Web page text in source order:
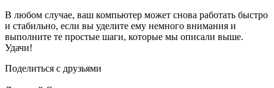
В любом случае, ваш компьютер может снова работать быстро
и стабильно, если вы уделите ему немного внимания и
выполните те простые шаги, которые мы описали выше.
Удачи!
Поделиться с друзьями